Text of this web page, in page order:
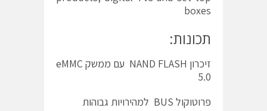
boxes
תכונות:
זיכרון NAND FLASH עם ממשק eMMC
5.0
פרוטוקול BUS למהירויות גבוהות